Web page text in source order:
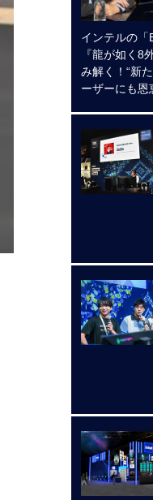
インテルの
『龍が如く8
み解く！“新
ーザーにも恩